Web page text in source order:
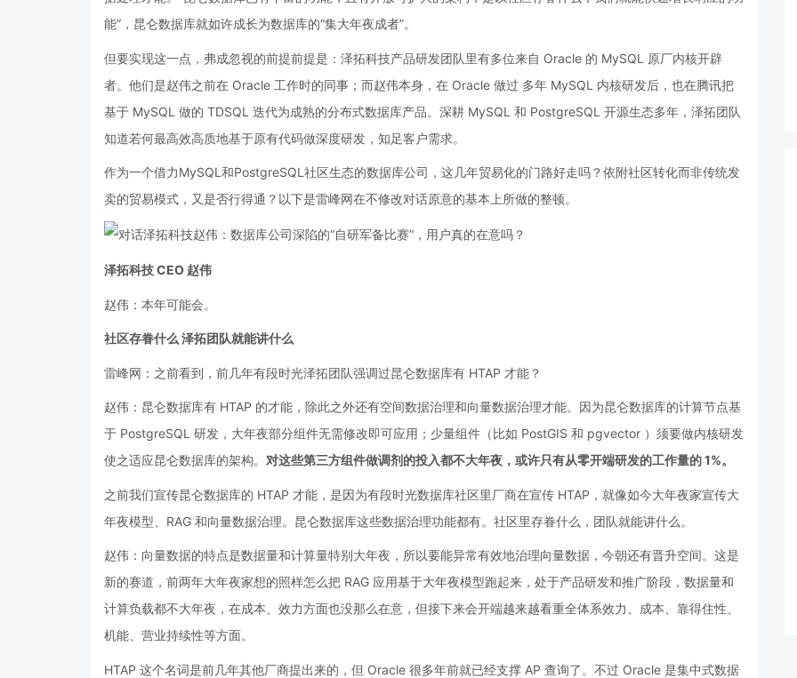
能”，昆仑数据库就如许成长为数据库的“集大年夜成者”。
但要实现这一点，弗成忽视的前提前提是：泽拓科技产品研发团队里有多位来自 Oracle 的 MySQL 原厂内核开辟
者。他们是赵伟之前在 Oracle 工作时的同事；而赵伟本身，在 Oracle 做过 多年 MySQL 内核研发后，也在腾讯把
基于 MySQL 做的 TDSQL 迭代为成熟的分布式数据库产品。深耕 MySQL 和 PostgreSQL 开源生态多年，泽拓团队
知道若何最高效高质地基于原有代码做深度研发，知足客户需求。
作为一个借力MySQL和PostgreSQL社区生态的数据库公司，这几年贸易化的门路好走吗？依附社区转化而非传统发
卖的贸易模式，又是否行得通？以下是雷峰网在不修改对话原意的基本上所做的整顿。
泽拓科技 CEO 赵伟
赵伟：本年可能会。
社区存眷什么 泽拓团队就能讲什么
雷峰网：之前看到，前几年有段时光泽拓团队强调过昆仑数据库有 HTAP 才能？
赵伟：昆仑数据库有 HTAP 的才能，除此之外还有空间数据治理和向量数据治理才能。因为昆仑数据库的计算节点基
于 PostgreSQL 研发，大年夜部分组件无需修改即可应用；少量组件（比如 PostGIS 和 pgvector ）须要做内核研发
使之适应昆仑数据库的架构。 对这些第三方组件做调剂的投入都不大年夜，或许只有从零开端研发的工作量的 1%。
之前我们宣传昆仑数据库的 HTAP 才能，是因为有段时光数据库社区里厂商在宣传 HTAP，就像如今大年夜家宣传大
年夜模型、RAG 和向量数据治理。昆仑数据库这些数据治理功能都有。社区里存眷什么，团队就能讲什么。
赵伟：向量数据的特点是数据量和计算量特别大年夜，所以要能异常有效地治理向量数据，今朝还有晋升空间。这是
新的赛道，前两年大年夜家想的照样怎么把 RAG 应用基于大年夜模型跑起来，处于产品研发和推广阶段，数据量和
计算负载都不大年夜，在成本、效力方面也没那么在意，但接下来会开端越来越看重全体系效力、成本、靠得住性、
机能、营业持续性等方面。
HTAP 这个名词是前几年其他厂商提出来的，但 Oracle 很多年前就已经支撑 AP 查询了。不过 Oracle 是集中式数据